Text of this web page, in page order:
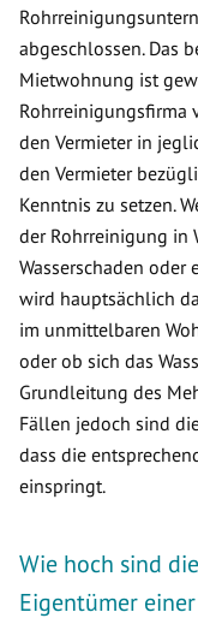
abgeschlossen. Das
Mietwohnung ist
Rohrreinigungsfirma
den Vermieter in
den Vermieter
Kenntnis zu setzen.
der Rohrreinigung in
Wasserschaden
wird hauptsächlich
im unmittelbaren
oder ob sich das
Grundleitung des
Fällen jedoch sind
dass die
einspringt.
Wie hoch sind
Eigentümer